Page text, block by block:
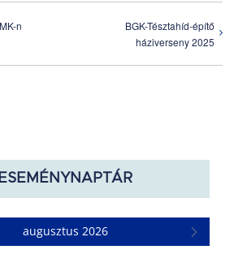
n
BGK-Tésztahíd-építő
háziverseny 2025
ESEMÉNYNAPTÁR
augusztus 2026